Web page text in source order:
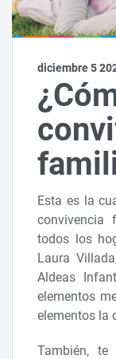
diciembre 5
Esta es la
convivencia
todos los
Laura
Aldeas
elementos
elementos la
También,